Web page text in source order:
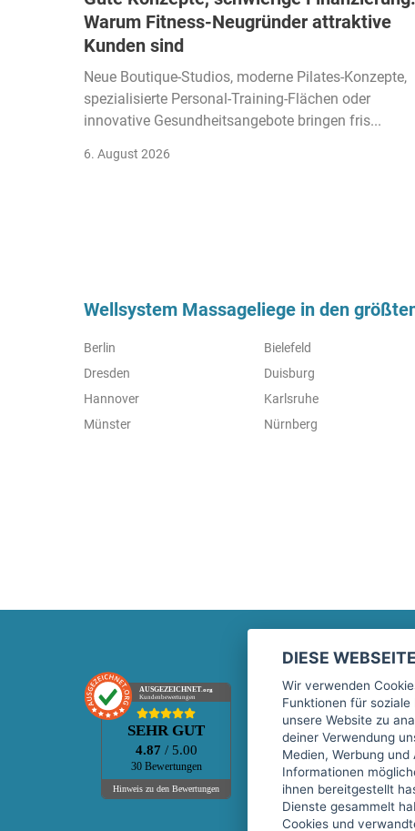
Warum Fitness-Neugründer attraktive
Kunden sind
Neue Boutique-Studios, moderne Pilates-Konzepte,
spezialisierte Personal-Training-Flächen oder
innovative Gesundheitsangebote bringen fris...
6. August 2026
Wellsystem Massageliege in den
Berlin Bielefeld
Dresden
Duisburg
Hannover
Karlsruhe
Münster
Nürnberg
AUSGEZEICHNET.org
Kundenbewertungen
SEHR GUT
4.87 / 5.00
30 Bewertungen
Hinweis zu den Bewertungen
Marktplatz
Kontakt
Preise Marktplatz
FAQ Marktplatz
Über uns
Werbebuchungen
DIESE
Wir verwenden
Funktionen für
unsere Website zu
deiner Verwendung
Medien, Werbung
Informationen
ihnen bereitgestellt
Dienste gesammelt
Cookies und